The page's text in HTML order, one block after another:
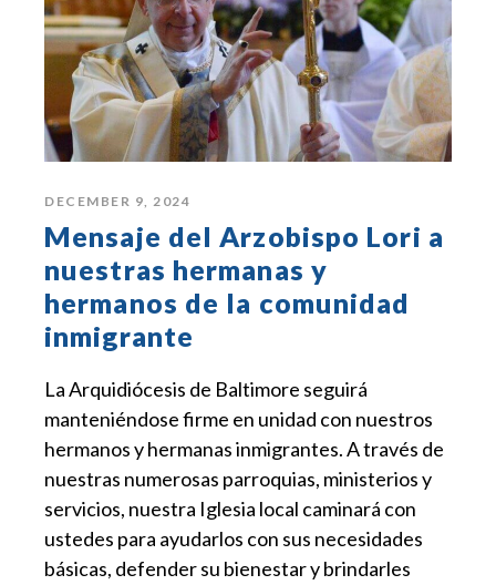
DECEMBER 9, 2024
Mensaje del Arzobispo Lori a
nuestras hermanas y
hermanos de la comunidad
inmigrante
La Arquidiócesis de Baltimore seguirá
manteniéndose firme en unidad con nuestros
hermanos y hermanas inmigrantes. A través de
nuestras numerosas parroquias, ministerios y
servicios, nuestra Iglesia local caminará con
ustedes para ayudarlos con sus necesidades
básicas, defender su bienestar y brindarles